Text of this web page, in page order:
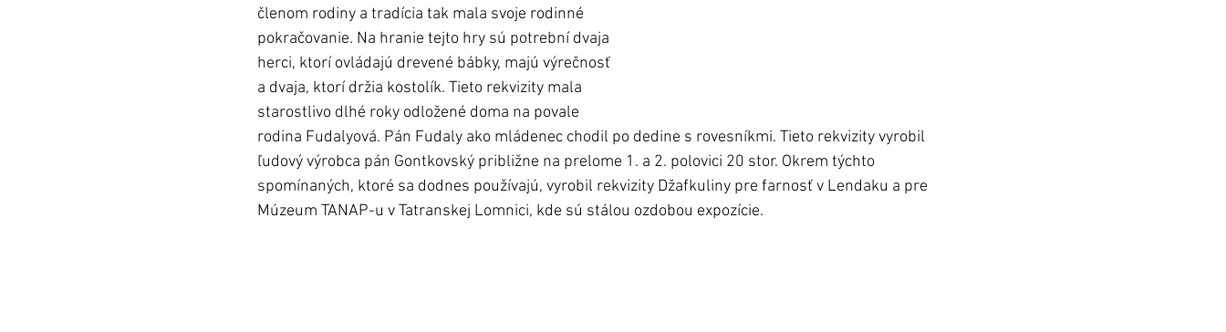
členom rodiny a tradícia tak mala svoje rodinné
pokračovanie. Na hranie tejto hry sú potrební dvaja
herci, ktorí ovládajú drevené bábky, majú výrečnosť
a dvaja, ktorí držia kostolík. Tieto rekvizity mala
starostlivo dlhé roky odložené doma na povale
rodina Fudalyová. Pán Fudaly ako mládenec chodil po dedine s rovesníkmi. Tieto rekvizity vyrobil
ľudový výrobca pán Gontkovský približne na prelome 1. a 2. polovici 20 stor. Okrem týchto
spomínaných, ktoré sa dodnes používajú, vyrobil rekvizity Džafkuliny pre farnosť v Lendaku a pre
Múzeum TANAP-u v Tatranskej Lomnici, kde sú stálou ozdobou expozície.